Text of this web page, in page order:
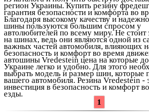
регион Украины. Купить резину
гарантия безопасности и комфорта во
Благодаря высокому качеству и
шины пользуются большим спросом у
автолюбителей по всему миру. Не стоит
на шинах, ведь они являются одной из
важных частей автомобиля, влияющих
безопасность и комфорт во время
автошины Vredestein цена на которые
Украине легко и удобно. Для этого
выбрать модель и размер шин, которые
вашего автомобиля. Резина Vredestein -
инвестиция в безопасность и комфорт
езды.
1